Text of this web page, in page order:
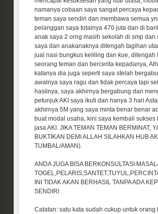
namanya cobaan saya sangat percaya
teman saya sendiri dan membawa semua
pelanggan saya totalnya 470 juta dan di
anak saya 2 orng masih sekolah di smp
saya dan anakanaknya ditengah tagihan
jual nasi bungkus keliling dan kue,
seorang teman dan bercerita kepadanya,
katanya dia juga seperti saya stelah
awalnya saya ragu dan tidak percaya tapi
hasilnya, saya akhirnya bergabung dan
petunjuk AKI saya ikuti dan hanya 3 hari
akhirnya 5M yang saya minta benar benar
buat modal usaha, kini saya kembali
jasa AKI. JIKA TEMAN TEMAN BERMINAT,
BUKTIKAN DEMI ALLAH SILAHKAN HUB
TUMBAL/AMAN).
ANDA JUGA BISA BERKONSULTASI
INI TIDAK AKAN BERHASIL TANPA ADA
SENDIRI
Catatan: satu kata sudah cukup untuk